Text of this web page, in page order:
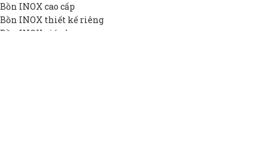
Bồn INOX cao cấp
Bồn INOX thiết kế riêng
Bồn INOX giá rẻ